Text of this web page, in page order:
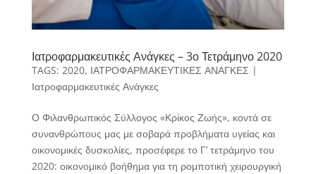
Ιατροφαρμακευτικές Ανάγκες – 3ο Τετράμηνο 2020
TAGS: 2020, ΙΑΤΡΟΦΑΡΜΑΚΕΥΤΙΚΕΣ ΑΝΑΓΚΕΣ |
Ιατροφαρμακευτικές Ανάγκες
Ο Φιλανθρωπικός Σύλλογος «Κρίκος Ζωής», κοντά σε
συνανθρώπους μας με σοβαρά προβλήματα υγείας και
οικονομικές δυσκολίες, προσέφερε το Γ’ τετράμηνο του
2020: οικονομικό βοήθημα για τη ρομποτική χειρουργική